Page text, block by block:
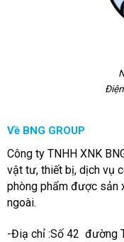
Về BNG GROUP
Công ty TNHH XNK
vật tư, thiết bị, dịch vụ
phòng phẩm được sản
ngoài.
-Điạ chỉ :Số 42 đường